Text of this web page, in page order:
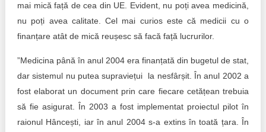
mai mică față de cea din UE. Evident, nu poți avea medicină,
nu poți avea calitate. Cel mai curios este că medicii cu o
finanțare atât de mică reușesc să facă față lucrurilor.
”Medicina până în anul 2004 era finanțată din bugetul de stat,
dar sistemul nu putea supraviețui la nesfârșit. În anul 2002 a
fost elaborat un document prin care fiecare cetățean trebuia
să fie asigurat. În 2003 a fost implementat proiectul pilot în
raionul Hâncești, iar în anul 2004 s-a extins în toată țara. În